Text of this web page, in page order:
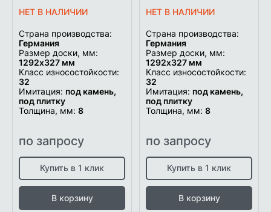
НЕТ В НАЛИЧИИ
Страна производства:
Германия
Размер доски, мм:
1292х327 мм
Класс износостойкости:
32
Имитация: под камень,
под плитку
Толщина, мм:8
по запросу
Купить в 1 клик
В корзину
НЕТ В НАЛИЧИИ
Страна производства:
Германия
Размер доски, мм:
1292х327 мм
Класс износостойкости:
32
Имитация: под камень,
под плитку
Толщина, мм:8
по запросу
Купить в 1 клик
В корзину